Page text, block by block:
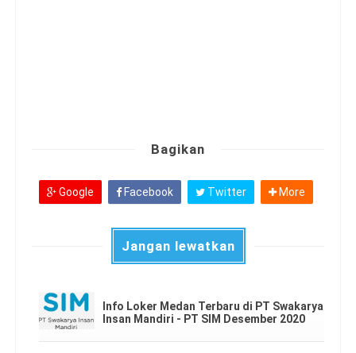
Bagikan
Google Facebook Twitter More
Jangan lewatkan
Info Loker Medan Terbaru di PT Swakarya
Insan Mandiri - PT SIM Desember 2020